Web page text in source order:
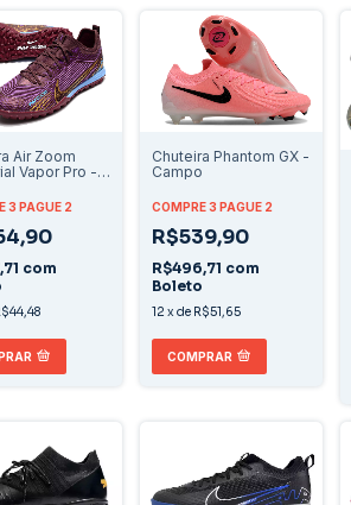
Air Zoom
Vapor Pro -
3 PAGUE 2
com
Chuteira Phantom GX -
Campo
COMPRE 3 PAGUE 2
R$539,90
R$496,71 com
Boleto
12 x de R$51,65
COMPRAR